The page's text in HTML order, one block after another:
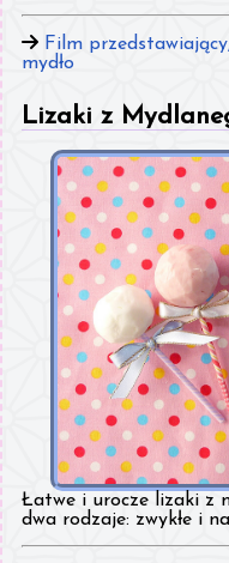
Film
mydło
Lizaki z
Łatwe i urocze lizaki z
dwa rodzaje: zwykłe i